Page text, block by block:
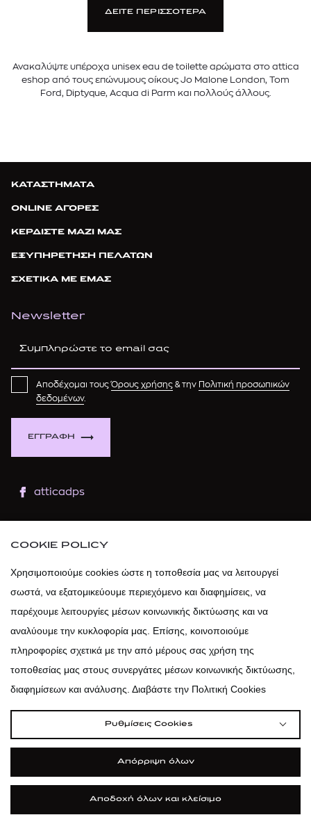
ΔΕΙΤΕ ΠΕΡΙΣΣΟΤΕΡΑ
Ανακαλύψτε υπέροχα unisex eau de toilette αρώματα στο attica
eshop από τους επώνυμους οίκους Jo Malone London, Tom
Ford, Diptyque, Acqua di Parm και πολλούς άλλους.
ΚΑΤΑΣΤΗΜΑΤΑ
ONLINE ΑΓΟΡΕΣ
ΚΕΡΔΙΣΤΕ ΜΑΖΙ ΜΑΣ
ΕΞΥΠΗΡΕΤΗΣΗ ΠΕΛΑΤΩΝ
ΣΧΕΤΙΚΑ ΜΕ ΕΜΑΣ
Newsletter
ΕΓΓΡΑΦΗ
Αποδέχομαι τουςΌρους χρήσης & την Πολιτική προσωπικών
δεδομένων.
atticadps
atticadps
| Πολιτική Cookies | Κώδικας Δεοντολογίας
COOKIE POLICY
Χρησιμοποιούμε cookies ώστε η τοποθεσία μας να λειτουργεί
σωστά, να εξατομικεύουμε περιεχόμενο και διαφημίσεις, να
παρέχουμε λειτουργίες μέσων κοινωνικής δικτύωσης και να
αναλύουμε την κυκλοφορία μας. Επίσης, κοινοποιούμε
πληροφορίες σχετικά με την από μέρους σας χρήση της
τοποθεσίας μας στους συνεργάτες μέσων κοινωνικής δικτύωσης,
διαφημίσεων και ανάλυσης. Διαβάστε την Πολιτική Cookies
Ρυθμίσεις Cookies
Απόρριψη όλων
Αποδοχή όλων και κλείσιμο